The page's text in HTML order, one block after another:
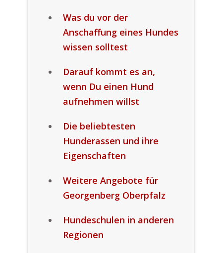
Was du vor der
Anschaffung eines Hundes
wissen solltest
Darauf kommt es an,
wenn Du einen Hund
aufnehmen willst
Die beliebtesten
Hunderassen und ihre
Eigenschaften
Weitere Angebote für
Georgenberg Oberpfalz
Hundeschulen in anderen
Regionen